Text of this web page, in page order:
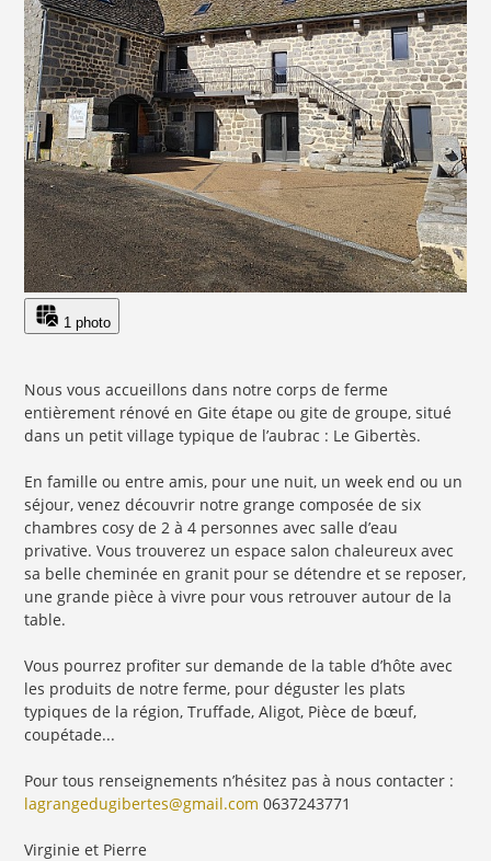
1 photo
Nous vous accueillons dans notre corps de ferme
entièrement rénové en Gite étape ou gite de groupe, situé
dans un petit village typique de l’aubrac : Le Gibertès.
En famille ou entre amis, pour une nuit, un week end ou un
séjour, venez découvrir notre grange composée de six
chambres cosy de 2 à 4 personnes avec salle d’eau
privative. Vous trouverez un espace salon chaleureux avec
sa belle cheminée en granit pour se détendre et se reposer,
une grande pièce à vivre pour vous retrouver autour de la
table.
Vous pourrez profiter sur demande de la table d’hôte avec
les produits de notre ferme, pour déguster les plats
typiques de la région, Truffade, Aligot, Pièce de bœuf,
coupétade...
Pour tous renseignements n’hésitez pas à nous contacter :
lagrangedugibertes@gmail.com 0637243771
Virginie et Pierre